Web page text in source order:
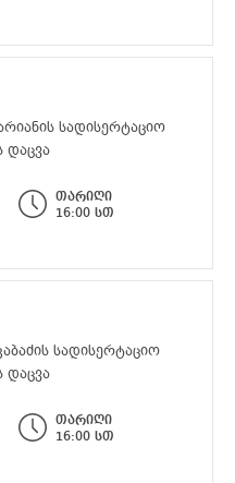
სადისერტაციო
დაცვა
თარიღი
16:00 სთ
სადისერტაციო
დაცვა
თარიღი
16:00 სთ